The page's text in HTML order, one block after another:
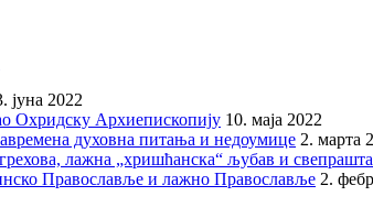
јуна 2022
Охридску Архиепископију 10. маја 2022
духовна питања и недоумице 2. марта
лажна „хришћанска“ љубав и
Православље и лажно Православље 2.